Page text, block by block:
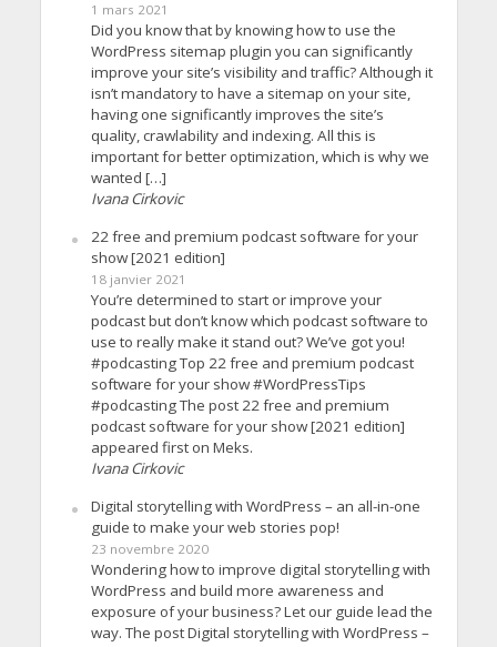
1 mars 2021
Did you know that by knowing how to use the
WordPress sitemap plugin you can significantly
improve your site’s visibility and traffic? Although it
isn’t mandatory to have a sitemap on your site,
having one significantly improves the site’s
quality, crawlability and indexing. All this is
important for better optimization, which is why we
wanted […]
Ivana Cirkovic
22 free and premium podcast software for your
show [2021 edition]
18 janvier 2021
You’re determined to start or improve your
podcast but don’t know which podcast software to
use to really make it stand out? We’ve got you!
#podcasting Top 22 free and premium podcast
software for your show #WordPressTips
#podcasting The post 22 free and premium
podcast software for your show [2021 edition]
appeared first on Meks.
Ivana Cirkovic
Digital storytelling with WordPress – an all-in-one
guide to make your web stories pop!
23 novembre 2020
Wondering how to improve digital storytelling with
WordPress and build more awareness and
exposure of your business? Let our guide lead the
way. The post Digital storytelling with WordPress –